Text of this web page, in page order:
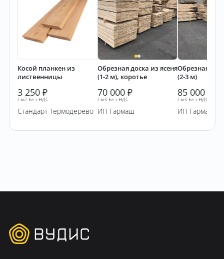
3 250 ₽
/ м2 Без НДС
Косой планкен из
лиственницы
Стандарт Термодерево
70 000 ₽
/ м3 Без НДС
Обрезная доска из ясеня
(1-2 м), коротье
ИП Гармаш
85 000
/ м3 Без НДС
Обрезная
(2-3 м)
ИП Гармаш